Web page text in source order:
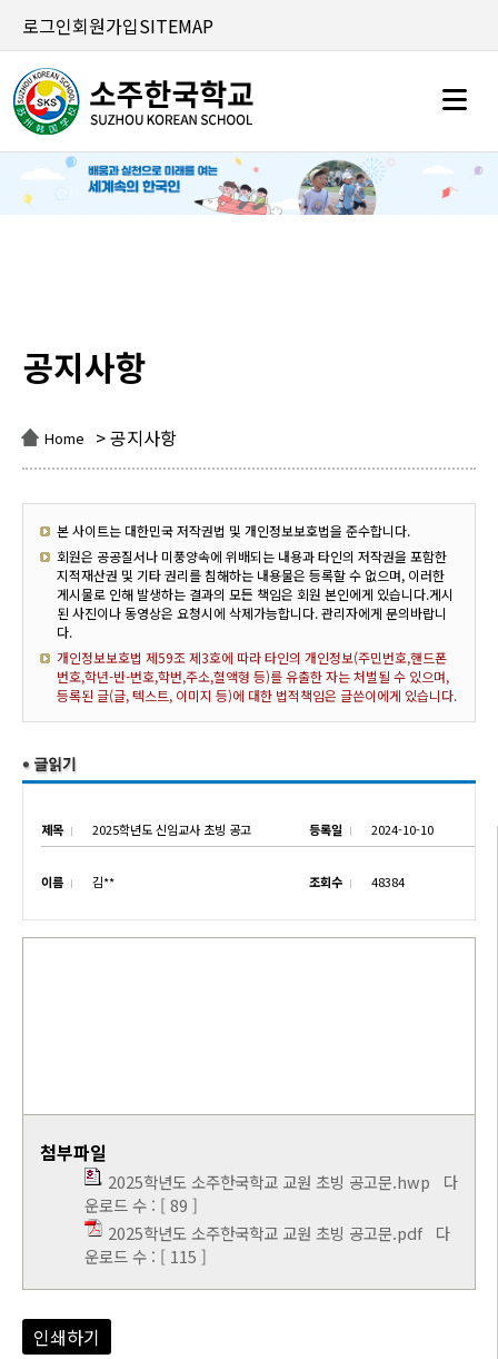
로그인회원가입SITEMAP
공지사항
Home > 공지사항
본 사이트는 대한민국 저작권법 및 개인정보보호법을 준수합니다.
회원은 공공질서나 미풍양속에 위배되는 내용과 타인의 저작권을 포함한
지적재산권 및 기타 권리를 침해하는 내용물은 등록할 수 없으며, 이러한
게시물로 인해 발생하는 결과의 모든 책임은 회원 본인에게 있습니다.게시
된 사진이나 동영상은 요청시에 삭제가능합니다. 관리자에게 문의바랍니
다.
개인정보보호법 제59조 제3호에 따라 타인의 개인정보(주민번호,핸드폰
번호,학년-반-번호,학번,주소,혈액형 등)를 유출한 자는 처벌될 수 있으며,
등록된 글(글, 텍스트, 이미지 등)에 대한 법적책임은 글쓴이에게 있습니다.
제목 2025학년도 신임교사 초빙 공고 등록일 2024-10-10
이름 김** 조회수 48384
첨부파일
2025학년도 소주한국학교 교원 초빙 공고문.hwp 다
운로드 수 : [ 89 ]
2025학년도 소주한국학교 교원 초빙 공고문.pdf다
운로드 수 : [ 115 ]
인쇄하기